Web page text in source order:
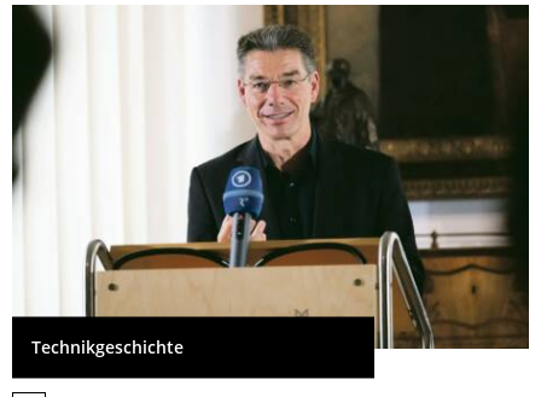
Technikgeschichte